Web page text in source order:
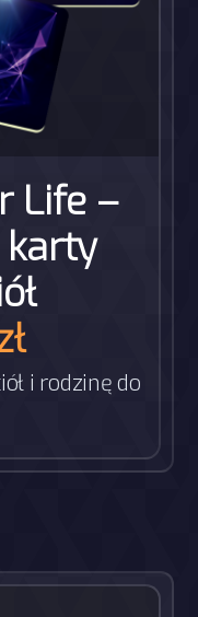
Life –
karty
i rodzinę do